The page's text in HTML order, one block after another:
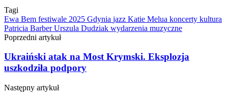
Tagi
Ewa Bem festiwale 2025 Gdynia jazz Katie Melua koncerty kultura
Patricia BarberUrszula Dudziak wydarzenia muzyczne
Poprzedni artykuł
Ukraiński atak na Most Krymski. Eksplozja
uszkodziła podpory
Następny artykuł